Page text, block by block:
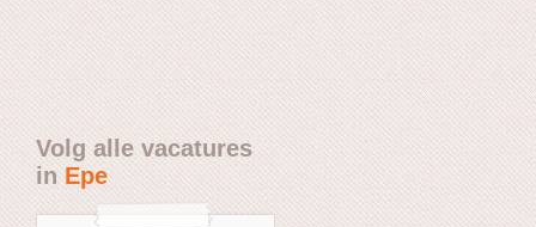
Volg alle vacatures
inEpe